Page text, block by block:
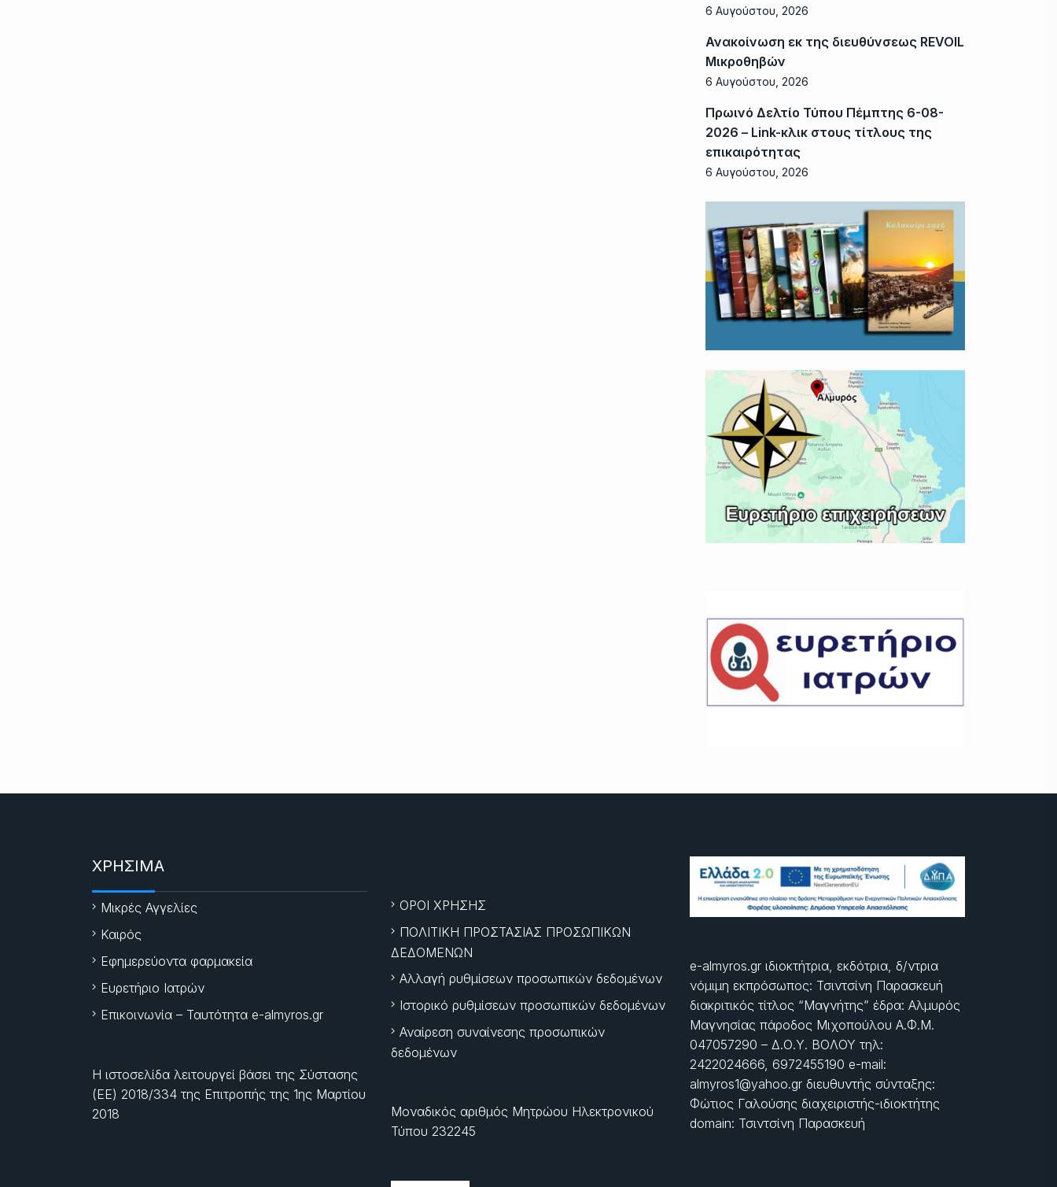
6 Αυγούστου, 2026
Ανακοίνωση εκ της διευθύνσεως REVOIL
Μικροθηβών
6 Αυγούστου, 2026
Πρωινό Δελτίο Τύπου Πέμπτης 6-08-
2026 – Link-κλικ στους τίτλους της
επικαιρότητας
6 Αυγούστου, 2026
ΧΡΗΣΙΜΑ
Μικρές Αγγελίες
Καιρός
Εφημερεύοντα φαρμακεία
Ευρετήριο Ιατρών
Επικοινωνία – Ταυτότητα e-almyros.gr
Η ιστοσελίδα λειτουργεί βάσει της Σύστασης
(ΕΕ) 2018/334 της Επιτροπής της 1ης Μαρτίου
2018
ΟΡΟΙ ΧΡΗΣΗΣ
ΠΟΛΙΤΙΚΗ ΠΡΟΣΤΑΣΙΑΣ ΠΡΟΣΩΠΙΚΩΝ
ΔΕΔΟΜΕΝΩΝ
Αλλαγή ρυθμίσεων προσωπικών δεδομένων
Ιστορικό ρυθμίσεων προσωπικών δεδομένων
Αναίρεση συναίνεσης προσωπικών
δεδομένων
Μοναδικός αριθμός Μητρώου Ηλεκτρονικού
Τύπου 232245
e-almyros.gr ιδιοκτήτρια, εκδότρια, δ/ντρια
νόμιμη εκπρόσωπος: Τσιντσίνη Παρασκευή
διακριτικός τίτλος “Μαγνήτης” έδρα: Αλμυρός
Μαγνησίας πάροδος Μιχοπούλου Α.Φ.Μ.
047057290 – Δ.Ο.Υ. ΒΟΛΟΥ τηλ:
2422024666, 6972455190 e-mail:
almyros1@yahoo.gr διευθυντής σύνταξης:
Φώτιος Γαλούσης διαχειριστής-ιδιοκτήτης
domain: Τσιντσίνη Παρασκευή